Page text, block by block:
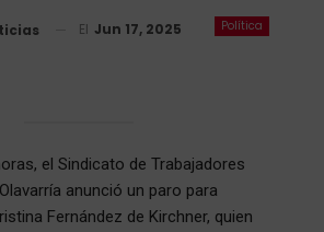
Política
El Jun 17, 2025
el Sindicato de Trabajadores
anunció un paro para
Fernández de Kirchner, quien